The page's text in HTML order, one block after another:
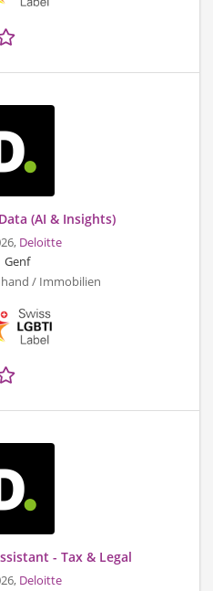
(AI & Insights)
Deloitte
Genf
/ Immobilien
- Tax & Legal
Deloitte